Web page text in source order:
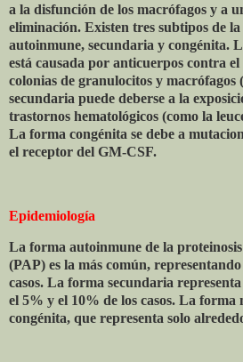
a la disfunción de los macrófagos y a
eliminación. Existen tres subtipos de
autoinmune, secundaria y congénita.
está causada por anticuerpos contra
colonias de granulocitos y
secundaria puede deberse a la
trastornos hematológicos (como la
La forma congénita se debe a
el receptor del GM-CSF.
Epidemiología
La forma autoinmune de la
(PAP) es la más común,
casos. La forma secundaria
el 5% y el 10% de los casos. La forma
congénita, que representa solo